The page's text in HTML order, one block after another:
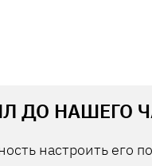
ДО НАШЕГО
настроить его